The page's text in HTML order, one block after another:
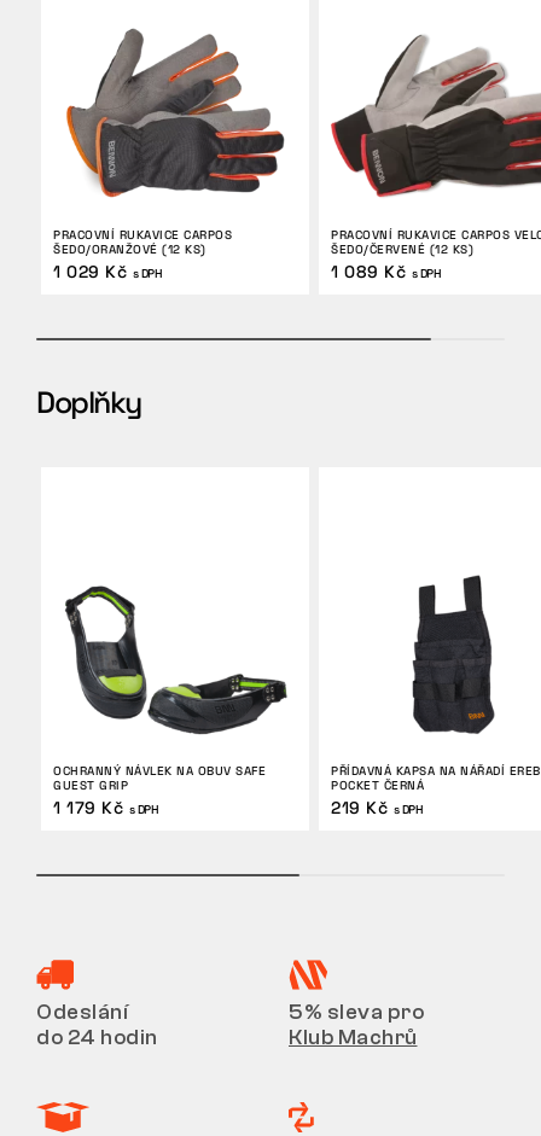
PRACOVNÍ RUKAVICE CARPOS
ŠEDO/ORANŽOVÉ (12 KS)
1 029 Kč s DPH
PRACOVNÍ RUKAVICE CARPOS
ŠEDO/ČERVENÉ (12 KS)
1 089 Kč s DPH
Doplňky
OCHRANNÝ NÁVLEK NA OBUV SAFE
GUEST GRIP
1 179 Kč s DPH
PŘÍDAVNÁ KAPSA NA NÁŘADÍ
POCKET ČERNÁ
219 Kč s DPH
Odeslání
do 24 hodin
5% sleva pro
Klub Machrů